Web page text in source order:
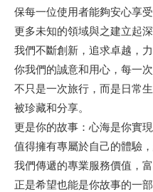
保每一位使用者能夠安心享
更多未知的領域與之建立起深
我們不斷創新，追求卓越，
你我們的誠意和用心，每一次
不只是一次旅行，而是日常
被珍藏和分享。
更是你的故事：心海是你實
值得擁有專屬於自己的體驗
我們傳遞的專業服務價值，
正是希望也能是你故事的一部